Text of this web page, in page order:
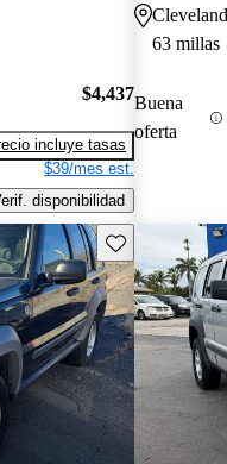
$4,437
incluye tasas
$39/mes est.
disponibilidad
63 millas
Buena
oferta
Guarda este Aviso